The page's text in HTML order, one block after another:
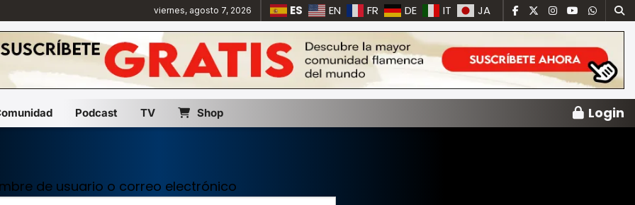
viernes, agosto 7, 2026 ES EN FR DE IT JA
Podcast TV Shop Login
de usuario o correo electrónico